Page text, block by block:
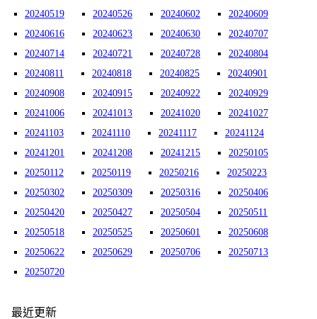
20240519
20240526 20240602
20240609
20240616
20240623 20240630
20240707
20240714
20240721 20240728
20240804
20240811
20240818 20240825
20240901
20240908
20240915 20240922
20240929
20241006
20241013 20241020
20241027
20241103
20241110 20241117
20241124
20241201
20241208 20241215
20250105
20250112
20250119 20250216
20250223
20250302
20250309 20250316
20250406
20250420
20250427 20250504
20250511
20250518
20250525 20250601
20250608
20250622
20250629 20250706
20250713
20250720
最近更新